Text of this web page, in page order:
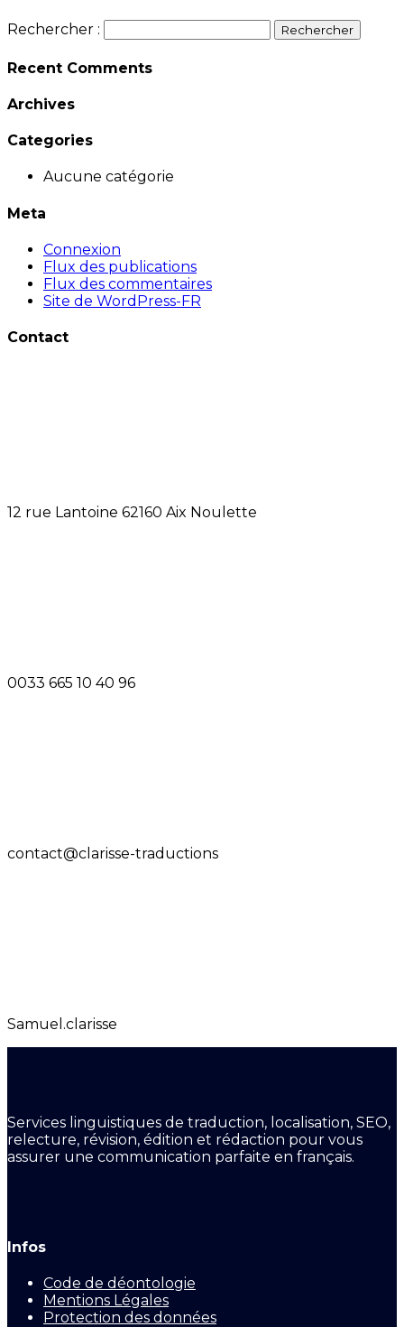
Rechercher :
Recent Comments
Archives
Categories
Aucune catégorie
Meta
Connexion
Flux des publications
Flux des commentaires
Site de WordPress-FR
Contact
12 rue Lantoine 62160 Aix Noulette
0033 665 10 40 96
contact@clarisse-traductions
Samuel.clarisse
Services linguistiques de traduction, localisation, SEO,
relecture, révision, édition et rédaction pour vous
assurer une communication parfaite en français.
Infos
Code de déontologie
Mentions Légales
Protection des données